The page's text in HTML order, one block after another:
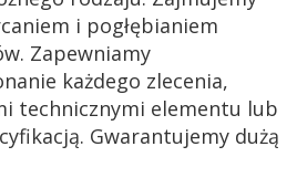
i pogłębianiem
Zapewniamy
każdego zlecenia,
technicznymi elementu lub
Gwarantujemy dużą